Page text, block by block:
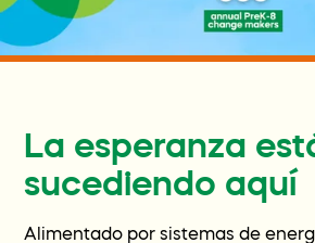
La esperanza
sucediendo aquí
Alimentado por sistemas de